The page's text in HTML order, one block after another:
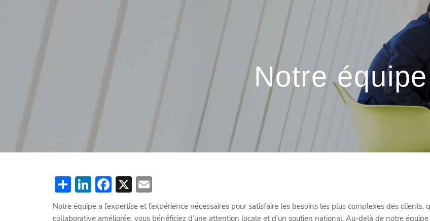
Notre équipe
ShareLinkedIn
Facebook
X
Notre équipe a l’expertise et l’expérience nécessaires pour satisfaire les besoins les plus complexes des
collaborative améliorée, vous bénéficiez d’une attention locale et d’un soutien national. Au-delà de notre